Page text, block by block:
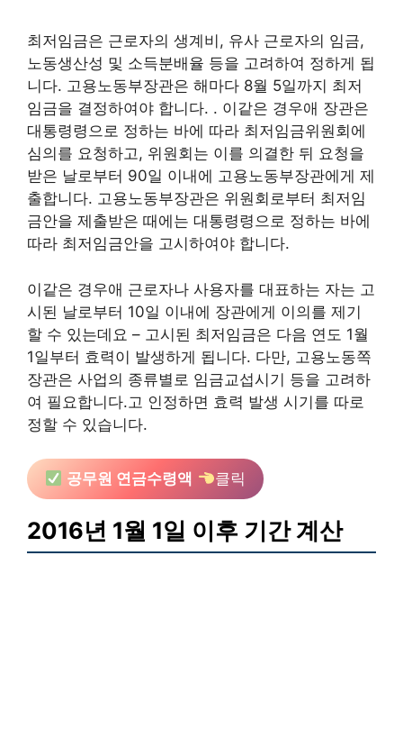
최저임금은 근로자의 생계비, 유사 근로자의 임금,
노동생산성 및 소득분배율 등을 고려하여 정하게 됩
니다. 고용노동부장관은 해마다 8월 5일까지 최저
임금을 결정하여야 합니다. . 이같은 경우애 장관은
대통령령으로 정하는 바에 따라 최저임금위원회에
심의를 요청하고, 위원회는 이를 의결한 뒤 요청을
받은 날로부터 90일 이내에 고용노동부장관에게 제
출합니다. 고용노동부장관은 위원회로부터 최저임
금안을 제출받은 때에는 대통령령으로 정하는 바에
따라 최저임금안을 고시하여야 합니다.
이같은 경우애 근로자나 사용자를 대표하는 자는 고
시된 날로부터 10일 이내에 장관에게 이의를 제기
할 수 있는데요 – 고시된 최저임금은 다음 연도 1월
1일부터 효력이 발생하게 됩니다. 다만, 고용노동쪽
장관은 사업의 종류별로 임금교섭시기 등을 고려하
여 필요합니다.고 인정하면 효력 발생 시기를 따로
정할 수 있습니다.
공무원 연금수령액 클릭
2016년 1월 1일 이후 기간 계산